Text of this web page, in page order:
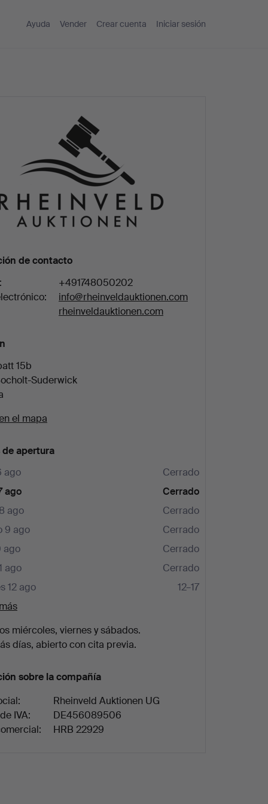
Ayuda Vender Crear cuenta Iniciar sesión
de contacto
+491748050202
info@rheinveldauktionen.com
rheinveldauktionen.com
15b
Suderwick
el mapa
de apertura
ago
Cerrado
ago
Cerrado
ago
Cerrado
9 ago
Cerrado
ago
Cerrado
ago
Cerrado
12 ago
12–17
miércoles, viernes y sábados.
días, abierto con cita previa.
sobre la compañía
Rheinveld Auktionen UG
IVA:
DE456089506
HRB 22929